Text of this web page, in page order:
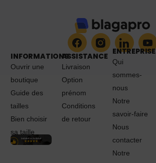
INFORMATIONS
Ouvrir une
boutique
Guide des
tailles
Bien choisir
sa taille
ASSISTANCE
Livraison
Option
prénom
Conditions
de retour
ENTREPRISE
Qui
sommes-
nous
Notre
savoir-faire
Nous
contacter
Notre